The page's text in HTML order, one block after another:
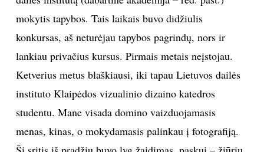
institutą, nepavyko. Įstojau į Žemės ūkio akademiją.
Pirmame kurse pradėjau lankyti dailės būrelį, taip
įsitraukiau į meno pasaulį. Staiga pajutau, kad įvyko,
pasak vieno filosofo, „pavėluotas sielos
apvaisinimas“. Mečiau inžinerijos studijas, pradėjau
dirbti plytų gamykloje, rengiausi stoti į Vilniaus
dailės institutą (dabartinė akademija – red. past.)
mokytis tapybos. Tais laikais buvo didžiulis